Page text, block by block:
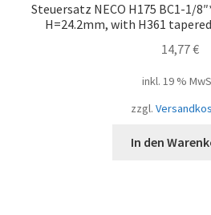
Steuersatz NECO H175 BC1-1/
H=24.2mm, with H361
14,77€
inkl. 19 %
zzgl.
In den